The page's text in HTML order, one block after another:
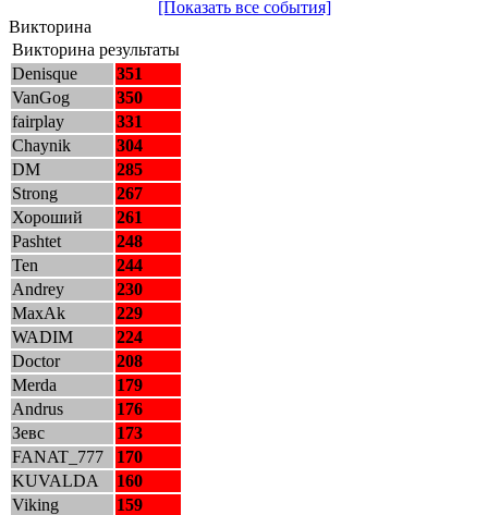
[Показать все события]
Викторина
Викторина результаты
Denisque
351
VanGog
350
fairplay
331
Chaynik
304
DM
285
Strong
267
Хороший
261
Pashtet
248
Ten
244
Andrey
230
MaxAk
229
WADIM
224
Doctor
208
Merda
179
Andrus
176
Зевс
173
FANAT_777
170
KUVALDA
160
Viking
159